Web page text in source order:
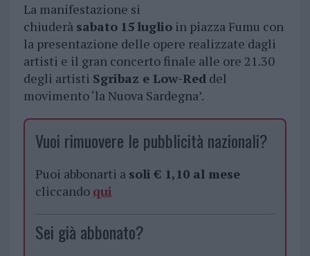
La manifestazione si
chiuderà sabato 15 luglioin piazza Fumu con
la presentazione delle opere realizzate dagli
artisti e il gran concerto finale alle ore 21.30
degli artisti Sgribaz e Low-Reddel
movimento ‘la Nuova Sardegna’.
Vuoi rimuovere le pubblicità nazionali?
Puoi abbonarti a soli € 1,10 al mese
cliccando qui
Sei già abbonato?